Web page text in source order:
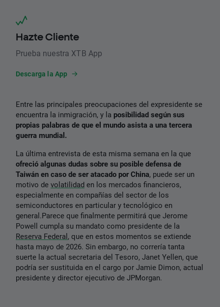
Hazte Cliente
Prueba nuestra XTB App
Descarga la App
Entre las principales preocupaciones del expresidente se
encuentra la inmigración, y la posibilidad según sus
propias palabras de que el mundo asista a una tercera
guerra mundial.
La última entrevista de esta misma semana en la que
ofreció algunas dudas sobre su posible defensa de
Taiwán en caso de ser atacado por China, puede ser un
motivo de volatilidad en los mercados financieros,
especialmente en compañías del sector de los
semiconductores en particular y tecnológico en
general.Parece que finalmente permitirá que Jerome
Powell cumpla su mandato como presidente de la
Reserva Federal, que en estos momentos se extiende
hasta mayo de 2026. Sin embargo, no correría tanta
suerte la actual secretaria del Tesoro, Janet Yellen, que
podría ser sustituida en el cargo por Jamie Dimon, actual
presidente y director ejecutivo de JPMorgan.